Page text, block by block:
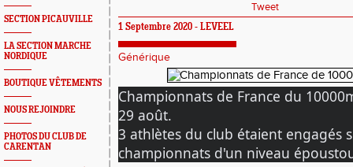
SECTION PICAUVILLE
LA SECTION MARCHE
NORDIQUE
BOUTIQUE VÊTEMENTS
NOUS REJOINDRE
PHOTOS DU CLUB DE
CARENTAN
Tweet
1 Septembre 2020 - LEVEEL
Générique
Championnats de France du
29 août.
3 athlètes du club étaient engagés
championnats d'un niveau